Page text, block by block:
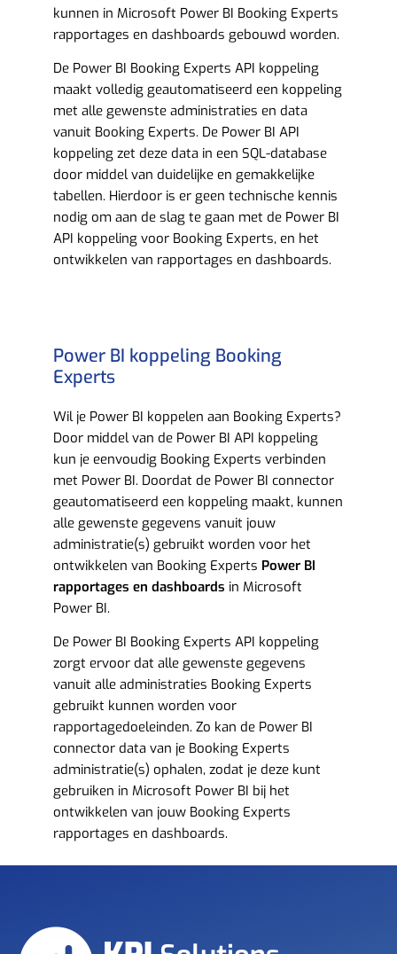
Power BI koppeling Booking
Experts
Wil je Power BI koppelen aan Booking Experts?
Door middel van de Power BI API koppeling
kun je eenvoudig Booking Experts verbinden
met Power BI. Doordat de Power BI connector
geautomatiseerd een koppeling maakt, kunnen
alle gewenste gegevens vanuit jouw
administratie(s) gebruikt worden voor het
ontwikkelen van Booking Experts Power BI
rapportages en dashboards in Microsoft
Power BI.
De Power BI Booking Experts API koppeling
zorgt ervoor dat alle gewenste gegevens
vanuit alle administraties Booking Experts
gebruikt kunnen worden voor
rapportagedoeleinden. Zo kan de Power BI
connector data van je Booking Experts
administratie(s) ophalen, zodat je deze kunt
gebruiken in Microsoft Power BI bij het
ontwikkelen van jouw Booking Experts
rapportages en dashboards.
kunnen in Microsoft Power BI Booking Experts
rapportages en dashboards gebouwd worden.
De Power BI Booking Experts API koppeling
maakt volledig geautomatiseerd een koppeling
met alle gewenste administraties en data
vanuit Booking Experts. De Power BI API
koppeling zet deze data in een SQL-database
door middel van duidelijke en gemakkelijke
tabellen. Hierdoor is er geen technische kennis
nodig om aan de slag te gaan met de Power BI
API koppeling voor Booking Experts, en het
ontwikkelen van rapportages en dashboards.